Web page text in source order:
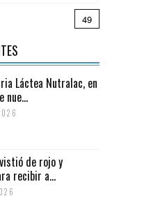
49
Láctea Nutralac, en
nue...
de rojo y
recibir a...